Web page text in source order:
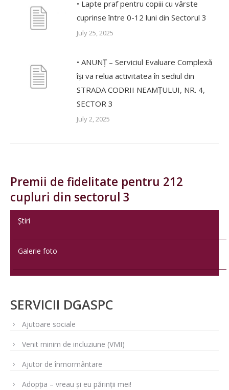
• Lapte praf pentru copiii cu vârste
cuprinse între 0-12 luni din Sectorul 3
July 25, 2025
• ANUNȚ – Serviciul Evaluare Complexă
își va relua activitatea în sediul din
STRADA CODRII NEAMȚULUI, NR. 4,
SECTOR 3
July 2, 2025
Premii de fidelitate pentru 212
cupluri din sectorul 3
Știri
Galerie foto
SERVICII DGASPC
Ajutoare sociale
Venit minim de incluziune (VMI)
Ajutor de înmormântare
Adopția – vreau și eu părinții mei!